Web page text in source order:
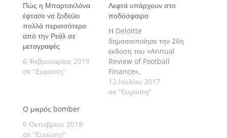
Πώς η Μπαρτσελόνα
έφτασε να ξοδεύει
πολλά περισσότερα
από την Ρεάλ σε
μεταγραφές
6 Φεβρουαρίου 2019
σε "Ευρώπη"
Λεφτά υπάρχουν στο
ποδόσφαιρο
Η Deloitte
δημοσιοποίησε την 26η
έκδοση του «Annual
Review of Football
Finance»,
αποτυπώνοντας τις
ανοδικές τάσεις στα
12 Ιουλίου 2017
σε "Ευρώπη"
O μικρός bomber
6 Οκτωβρίου 2018
σε "Ευρώπη"